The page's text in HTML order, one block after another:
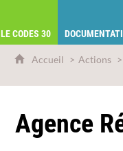
LE CODES 30
Accueil Actions
Agence